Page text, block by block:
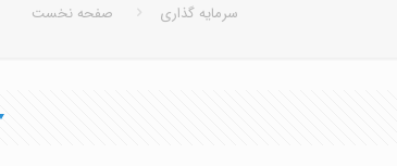
صفحه نخست سرمایه گذاری